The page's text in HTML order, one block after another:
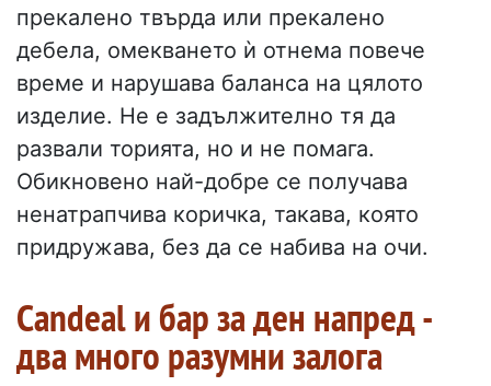
прекалено твърда или прекалено
дебела, омекването ѝ отнема повече
време и нарушава баланса на цялото
изделие. Не е задължително тя да
развали торията, но и не помага.
Обикновено най-добре се получава
ненатрапчива коричка, такава, която
придружава, без да се набива на очи.
Candeal и бар за ден напред -
два много разумни залога